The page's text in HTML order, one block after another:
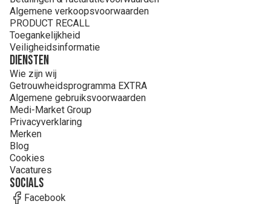
Algemene verkoopsvoorwaarden
PRODUCT RECALL
Toegankelijkheid
Veiligheidsinformatie
Diensten
Wie zijn wij
Getrouwheidsprogramma EXTRA
Algemene gebruiksvoorwaarden
Medi-Market Group
Privacyverklaring
Merken
Blog
Cookies
Vacatures
Socials
Facebook